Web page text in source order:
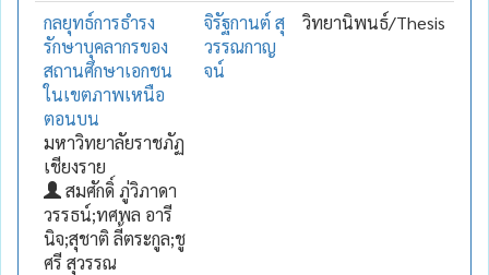
กลยุทธ์การธำรง
รักษาบุคลากรของ
สถานศึกษาเอกชน
ในเขตภาพเหนือ
ตอนบน
มหาวิทยาลัยราชภัฏ
เชียงราย
สมศักดิ์ ภู่วิภาดา
วรรธน์;ทศพล อารี
นิจ;สุชาติ ลี้ตระกูล;ชู
ศรี สุวรรณ
จิรัฐกานต์ สุ
วรรณกาญ
จน์
วิทยานิพนธ์/Thesis